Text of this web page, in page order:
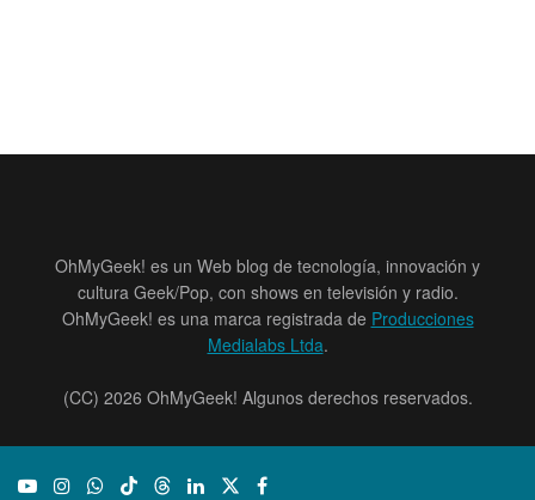
OhMyGeek! es un Web blog de tecnología, innovación y
cultura Geek/Pop, con shows en televisión y radio.
OhMyGeek! es una marca registrada de Producciones
Medialabs Ltda.
(CC) 2026 OhMyGeek! Algunos derechos reservados.